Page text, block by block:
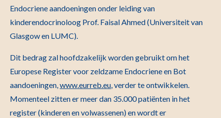
Endocriene aandoeningen onder leiding van
kinderendocrinoloog Prof. Faisal Ahmed (Universiteit van
Glasgow en LUMC).
Dit bedrag zal hoofdzakelijk worden gebruikt om het
Europese Register voor zeldzame Endocriene en Bot
aandoeningen,www.eurreb.eu, verder te ontwikkelen.
Momenteel zitten er meer dan 35.000 patiënten in het
register (kinderen en volwassenen) en wordt er